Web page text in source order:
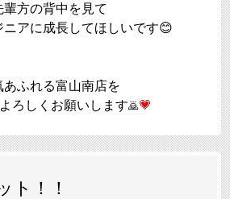
輩方の背中を見て
ニアに成長してほしいです😊
あふれる富山南店を
ろしくお願いします🙇💗
ト！！